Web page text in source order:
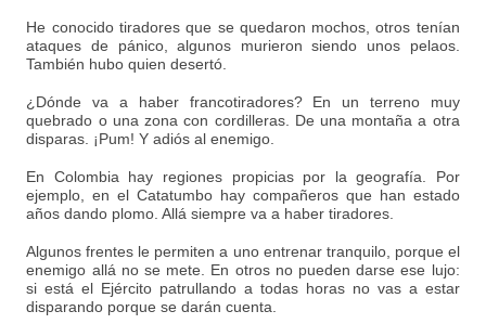
He conocido tiradores que se quedaron mochos, otros tenían
ataques de pánico, algunos murieron siendo unos pelaos.
También hubo quien desertó.
¿Dónde va a haber francotiradores? En un terreno muy
quebrado o una zona con cordilleras. De una montaña a otra
disparas. ¡Pum! Y adiós al enemigo.
En Colombia hay regiones propicias por la geografía. Por
ejemplo, en el Catatumbo hay compañeros que han estado
años dando plomo. Allá siempre va a haber tiradores.
Algunos frentes le permiten a uno entrenar tranquilo, porque el
enemigo allá no se mete. En otros no pueden darse ese lujo:
si está el Ejército patrullando a todas horas no vas a estar
disparando porque se darán cuenta.